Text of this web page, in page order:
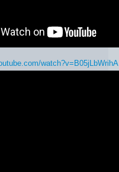
watch?v=B05jLbWrihA